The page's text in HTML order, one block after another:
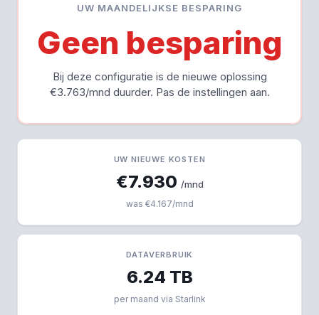
UW MAANDELIJKSE BESPARING
Geen besparing
Bij deze configuratie is de nieuwe oplossing
€3.763/mnd duurder. Pas de instellingen aan.
UW NIEUWE KOSTEN
€7.930 /mnd
was €4.167/mnd
DATAVERBRUIK
6.24 TB
per maand via Starlink